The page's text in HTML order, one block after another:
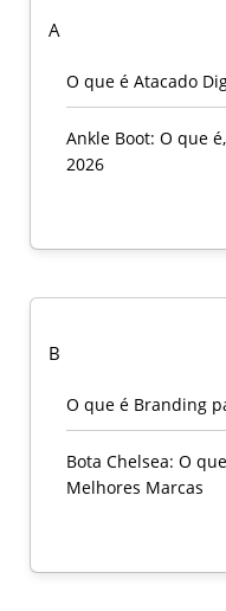
A
O que é Atacado
Ankle Boot: O que
2026
B
O que é Branding
Bota Chelsea: O
Melhores Marcas